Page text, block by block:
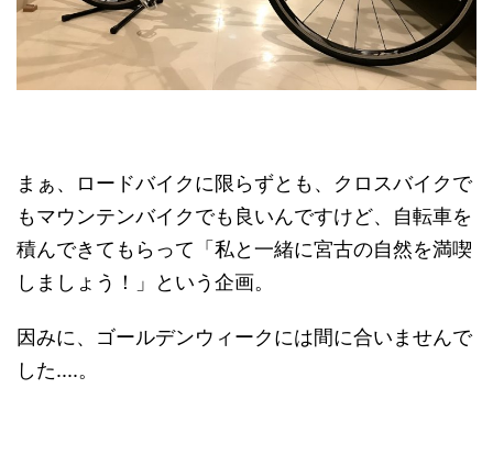
まぁ、ロードバイクに限らずとも、クロスバイクで
もマウンテンバイクでも良いんですけど、自転車を
積んできてもらって「私と一緒に宮古の自然を満喫
しましょう！」という企画。
因みに、ゴールデンウィークには間に合いませんで
した....。